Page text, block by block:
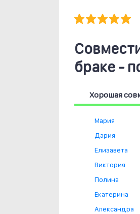
браке -
Хорошая
Мария
Дария
Елизавета
Виктория
Полина
Екатерина
Александра